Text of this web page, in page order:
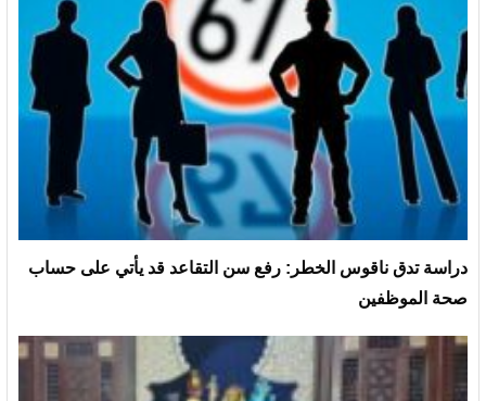
دراسة تدق ناقوس الخطر: رفع سن التقاعد قد يأتي على حساب
صحة الموظفين